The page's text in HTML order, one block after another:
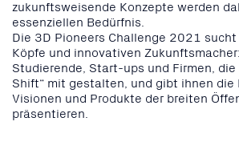
zukunftsweisende Konzepte werden
essenziellen Bedürfnis.
Die 3D Pioneers Challenge 2021
Köpfe und innovativen
Studierende, Start-ups und Firmen, die
Shift“ mit gestalten, und gibt ihnen die
Visionen und Produkte der breiten
präsentieren.